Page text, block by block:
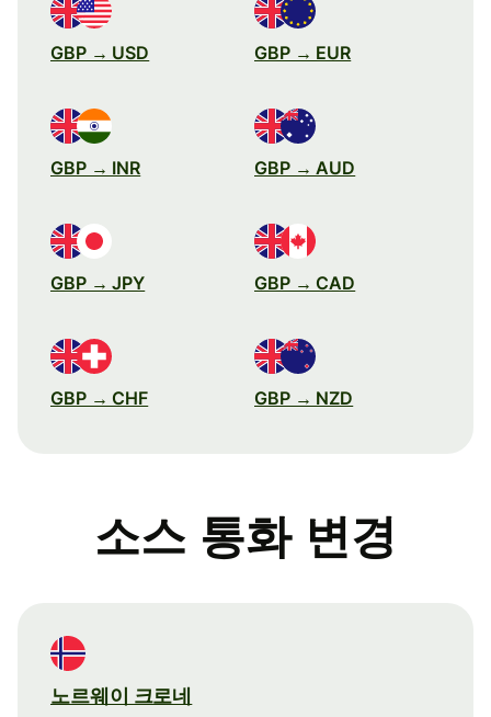
GBP → USD GBP → EUR
GBP → INR GBP → AUD
GBP → JPY GBP → CAD
GBP → CHF GBP → NZD
소스 통화 변경
노르웨이 크로네